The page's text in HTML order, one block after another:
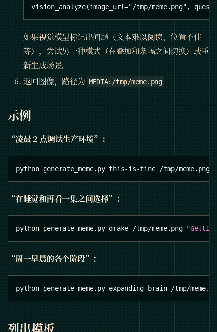
vision_analyze(image_url="/tmp/meme.png",
如果视觉模型标记出问题（文本难以阅读、位置不佳
等），尝试另一种模式（在叠加和条幅之间切换）或重
新生成场景。
返回图像，路径为 MEDIA:/tmp/meme.png
示例
“凌晨 2 点调试生产环境”：
python generate_meme.py this-is-fine /tmp/meme.png
“在睡觉和再看一集之间选择”：
python generate_meme.py drake /tmp/meme.png
“周一早晨的各个阶段”：
python generate_meme.py expanding-brain /tmp/
列出模板